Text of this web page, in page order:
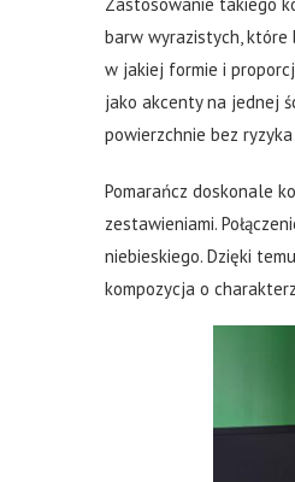
barw wyrazistych, które
w jakiej formie i
jako akcenty na jednej
powierzchnie bez
Pomarańcz doskonale
zestawieniami.
niebieskiego. Dzięki
kompozycja o